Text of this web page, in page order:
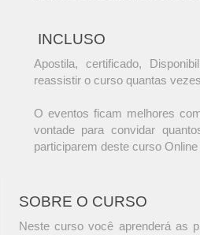
INCLUSO
Apostila, certificado,
reassistir o curso quantas
O eventos ficam melhores
vontade para convidar
participarem deste curso
SOBRE O CURSO
Neste curso você aprenderá as